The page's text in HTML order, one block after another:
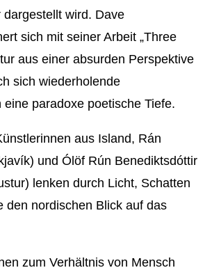
dargestellt wird. Dave
sich mit seiner Arbeit „Three
aus einer absurden Perspektive
sich wiederholende
eine paradoxe poetische Tiefe.
aus Island, Rán
und Ólöf Rún Benediktsdóttir
lenken durch Licht, Schatten
den nordischen Blick auf das
zum Verhältnis von Mensch